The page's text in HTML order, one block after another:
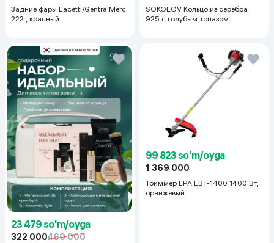
Задние фары Lacetti/Gentra Merc
222 , красный
SOKOLOV Кольцо из серебра
925 с голубым топазом
23 479 so'm/oyga
322 000460 000
99 823 so'm/oyga
1 369 000
Триммер EPA EBT-1400 1400 Вт,
оранжевый